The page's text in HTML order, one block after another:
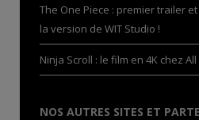
The One Piece : premier trailer
la version de WIT Studio !
Ninja Scroll : le film en 4K chez
NOS AUTRES SITES ET